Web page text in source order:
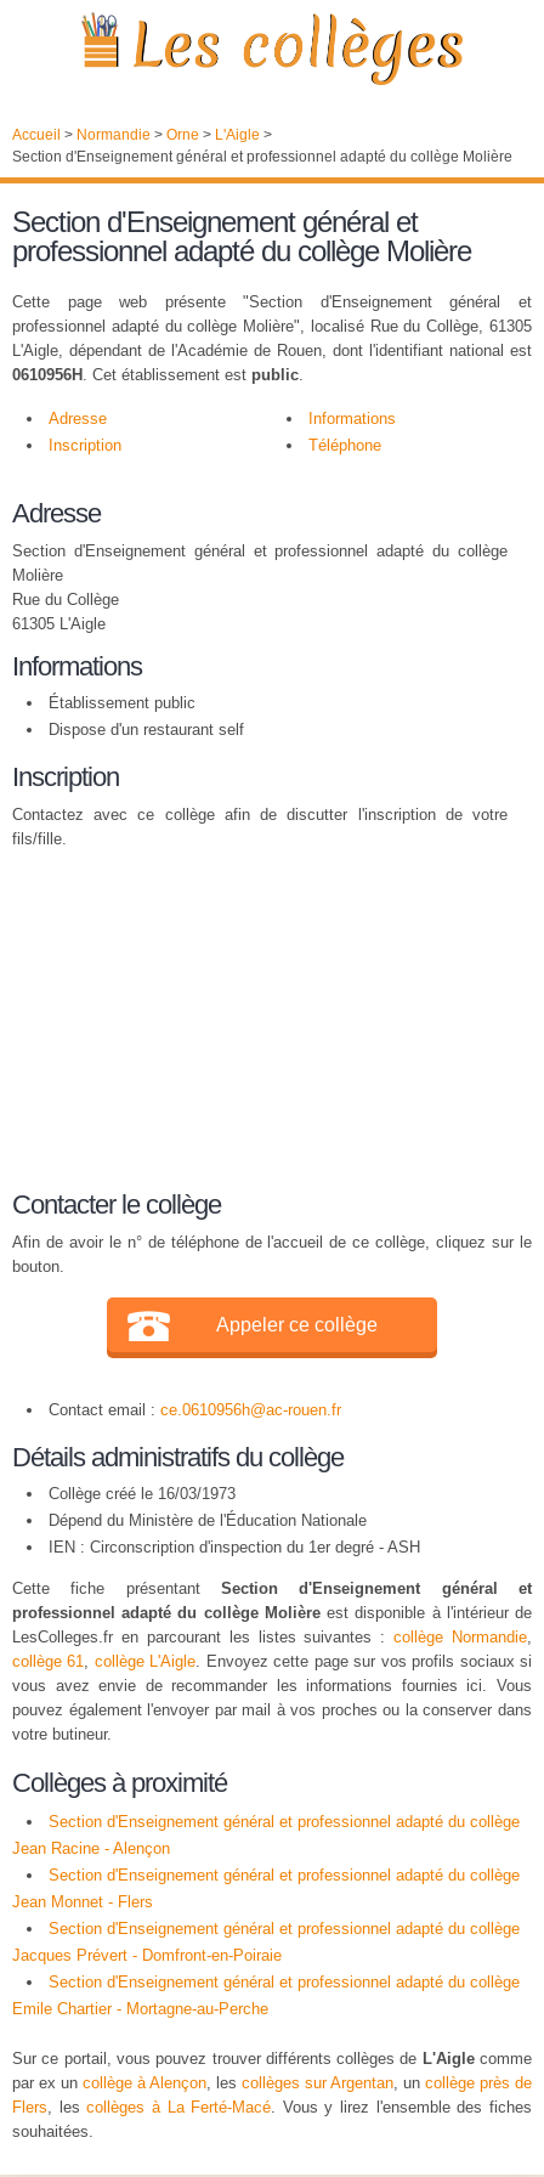
Accueil > Normandie > Orne > L'Aigle >
Section d'Enseignement général et professionnel adapté du collège Molière
Section d'Enseignement général et
professionnel adapté du collège Molière
Cette page web présente "Section d'Enseignement général et
professionnel adapté du collège Molière", localisé Rue du Collège, 61305
L'Aigle, dépendant de l'Académie de Rouen, dont l'identifiant national est
0610956H . Cet établissement est public.
Adresse
Informations
Inscription
Téléphone
Adresse
Section d'Enseignement général et professionnel adapté du collège
Molière
Rue du Collège
61305 L'Aigle
Informations
Établissement public
Dispose d'un restaurant self
Inscription
Contactez avec ce collège afin de discutter l'inscription de votre
fils/fille.
Contacter le collège
Afin de avoir le n° de téléphone de l'accueil de ce collège, cliquez sur le
bouton.
Appeler ce collège
Contact email : ce.0610956h@ac-rouen.fr
Détails administratifs du collège
Collège créé le 16/03/1973
Dépend du Ministère de l'Éducation Nationale
IEN : Circonscription d'inspection du 1er degré - ASH
Cette fiche présentant Section d'Enseignement général et
professionnel adapté du collège Molièreest disponible à l'intérieur de
LesColleges.fr en parcourant les listes suivantes :collège Normandie,
collège 61, collège L'Aigle. Envoyez cette page sur vos profils sociaux si
vous avez envie de recommander les informations fournies ici. Vous
pouvez également l'envoyer par mail à vos proches ou la conserver dans
votre butineur.
Collèges à proximité
Section d'Enseignement général et professionnel adapté du collège
Jean Racine - Alençon
Section d'Enseignement général et professionnel adapté du collège
Jean Monnet - Flers
Section d'Enseignement général et professionnel adapté du collège
Jacques Prévert - Domfront-en-Poiraie
Section d'Enseignement général et professionnel adapté du collège
Emile Chartier - Mortagne-au-Perche
Sur ce portail, vous pouvez trouver différents collèges de L'Aiglecomme
par ex un collège à Alençon, les collèges sur Argentan, un collège près de
Flers, lescollèges à La Ferté-Macé. Vous y lirez l'ensemble des fiches
souhaitées.